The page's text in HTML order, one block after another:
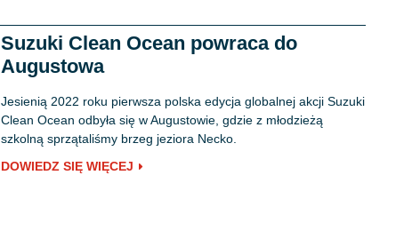
Suzuki Clean Ocean powraca do
Augustowa
Jesienią 2022 roku pierwsza polska edycja globalnej akcji Suzuki
Clean Ocean odbyła się w Augustowie, gdzie z młodzieżą
szkolną sprzątaliśmy brzeg jeziora Necko.
DOWIEDZ SIĘ WIĘCEJ